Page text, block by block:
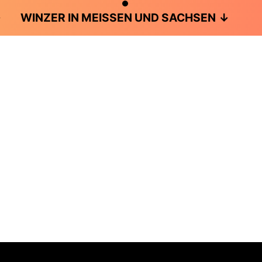
WINZER IN MEISSEN UND SACHSEN